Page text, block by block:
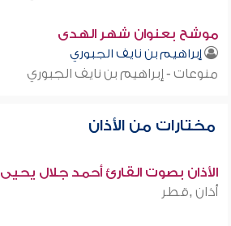
موشح بعنوان شهر الهدى
إبراهيم بن نايف الجبوري
منوعات - إبراهيم بن نايف الجبوري
مختارات من الأذان
الأذان بصوت القارئ أحمد جلال يحيى
أذان ,قطر